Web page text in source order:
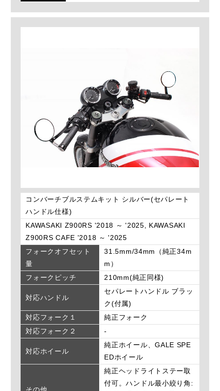
コンバーチブルステムキット シルバー(セパレート
ハンドル仕様)
KAWASAKI Z900RS '2018 ～ '2025, KAWASAKI
Z900RS CAFE '2018 ～ '2025
フォークオフセット
量
31.5mm/34mm（純正34m
m）
フォークピッチ
210mm(純正同様)
対応ハンドル
セパレートハンドル ブラッ
ク(付属)
対応フォーク１
純正フォーク
対応フォーク２
-
対応ホイール
純正ホイール、GALE SPE
EDホイール
その他
純正ヘッドライトステー取
付可。ハンドル最小絞り角: